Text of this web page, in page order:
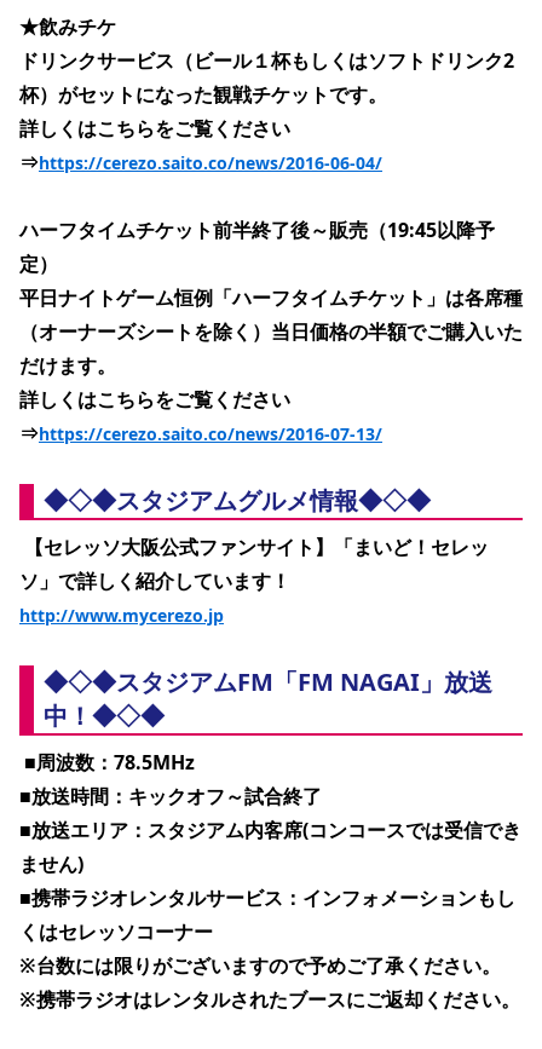
★飲みチケ
ドリンクサービス（ビール１杯もしくはソフトドリンク2
杯）がセットになった観戦チケットです。
詳しくはこちらをご覧ください
⇒https://cerezo.saito.co/news/2016-06-04/
ハーフタイムチケット前半終了後～販売（19:45以降予
定）
平日ナイトゲーム恒例「ハーフタイムチケット」は各席種
（オーナーズシートを除く）当日価格の半額でご購入いた
だけます。
詳しくはこちらをご覧ください
⇒https://cerezo.saito.co/news/2016-07-13/
◆◇◆スタジアムグルメ情報◆◇◆
ソ」で詳しく紹介しています！
http://www.mycerezo.jp
◆◇◆スタジアムFM「FM NAGAI」放送
中！◆◇◆
■周波数：78.5MHz
■放送時間：キックオフ～試合終了
■放送エリア：スタジアム内客席(コンコースでは受信でき
ません)
■携帯ラジオレンタルサービス：インフォメーションもし
くはセレッソコーナー
※台数には限りがございますので予めご了承ください。